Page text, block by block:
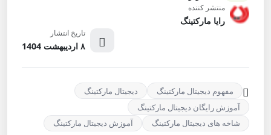
منتشر کننده
رایا مارکتینگ
تاریخ انتشار
۸ اردیبهشت 1404
مفهوم دیجیتال مارکتینگ
دیجیتال مارکتینگ
آموزش رایگان دیجیتال مارکتینگ
شاخه های دیجیتال مارکتینگ
آموزش دیجیتال مارکتینگ